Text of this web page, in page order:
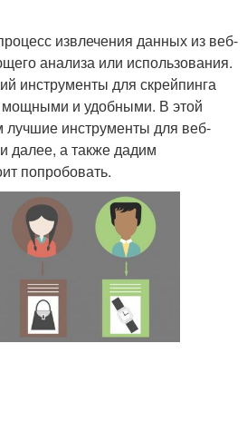
извлечения данных из веб-
анализа или использования.
инструменты для скрейпинга
мощными и удобными. В этой
лучшие инструменты для веб-
далее, а также дадим
попробовать.